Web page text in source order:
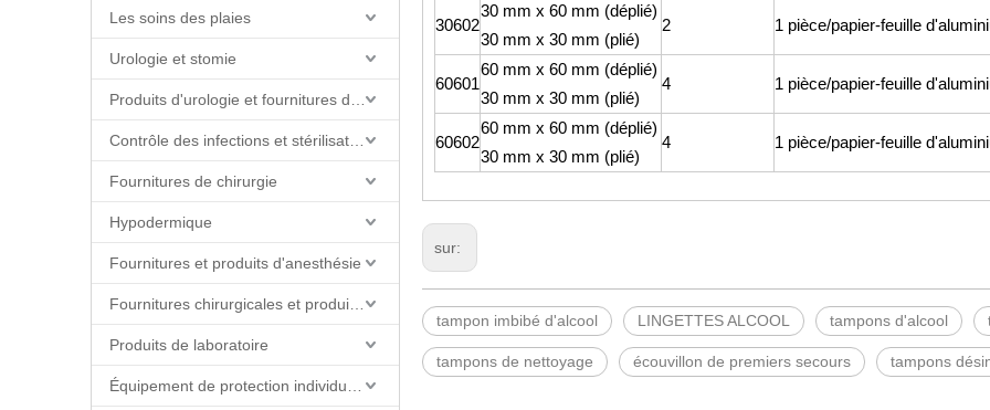
Les soins des plaies
Urologie et stomie
Fournitures de chirurgie
Hypodermique
Fournitures et produits d'anesthésie
Produits de laboratoire
30602
30 mm x 60 mm (déplié)
30 mm x 30 mm (plié)
2 1 pièce/papier-feuille
60601
60 mm x 60 mm (déplié)
30 mm x 30 mm (plié)
4 1 pièce/papier-feuille
60602
60 mm x 60 mm (déplié)
30 mm x 30 mm (plié)
4 1 pièce/papier-feuille
sur:
tampon imbibé d'alcool LINGETTES ALCOOL tampons d'alcool
tampons de nettoyage écouvillon de premiers secours tampons